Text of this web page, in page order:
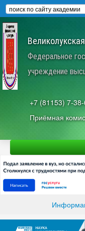
Федеральное
учреждение
+7 (81153) 7-
Приёмная